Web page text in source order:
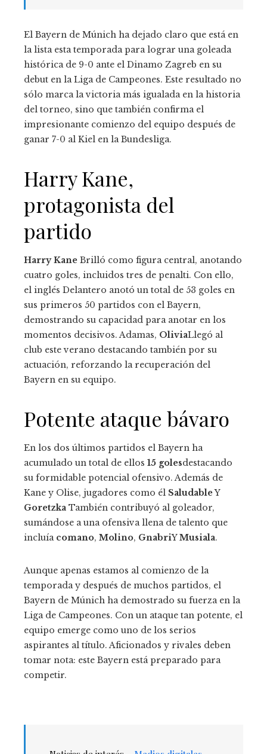
El Bayern de Múnich ha dejado claro que está en
la lista esta temporada para lograr una goleada
histórica de 9-0 ante el Dinamo Zagreb en su
debut en la Liga de Campeones. Este resultado no
sólo marca la victoria más igualada en la historia
del torneo, sino que también confirma el
impresionante comienzo del equipo después de
ganar 7-0 al Kiel en la Bundesliga.
Harry Kane,
protagonista del
partido
Harry Kane Brilló como figura central, anotando
cuatro goles, incluidos tres de penalti. Con ello,
el inglés Delantero anotó un total de 53 goles en
sus primeros 50 partidos con el Bayern,
demostrando su capacidad para anotar en los
momentos decisivos. Adamas, OliviaLlegó al
club este verano destacando también por su
actuación, reforzando la recuperación del
Bayern en su equipo.
Potente ataque bávaro
En los dos últimos partidos el Bayern ha
acumulado un total de ellos 15 golesdestacando
su formidable potencial ofensivo. Además de
Kane y Olise, jugadores como él SaludableY
Goretzka También contribuyó al goleador,
sumándose a una ofensiva llena de talento que
incluía comano, Molino, GnabriYMusiala.
Aunque apenas estamos al comienzo de la
temporada y después de muchos partidos, el
Bayern de Múnich ha demostrado su fuerza en la
Liga de Campeones. Con un ataque tan potente, el
equipo emerge como uno de los serios
aspirantes al título. Aficionados y rivales deben
tomar nota: este Bayern está preparado para
competir.